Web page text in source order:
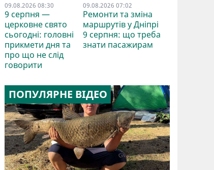
09.08.2026 08:30
9 серпня —
церковне свято
сьогодні: головні
прикмети дня та
про що не слід
говорити
09.08.2026 07:02
Ремонти та зміна
маршрутів у Дніпрі
9 серпня: що треба
знати пасажирам
ПОПУЛЯРНЕ ВІДЕО